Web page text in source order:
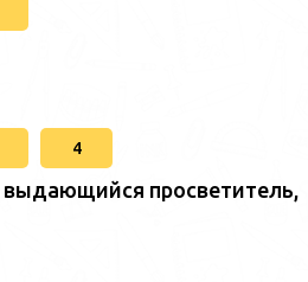
4
выдающийся просветитель,